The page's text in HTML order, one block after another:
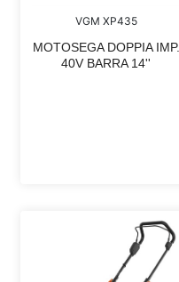
VGM XP435
MOTOSEGA DOPPIA IMP.
40V BARRA 14''